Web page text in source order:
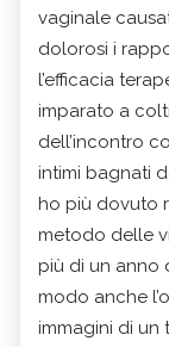
vaginale
dolorosi i
l’efficacia
imparato a
dell’incontro
intimi bagnati
ho più dovuto
metodo delle
più di un anno
modo anche
immagini di un